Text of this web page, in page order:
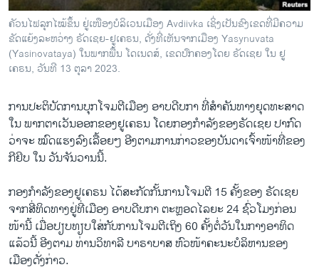
ວີດີໂອ
ສຽງ
ລາຍການກະຈາຍສຽງ
ຕິດຕາມພວກເຮົາ ທີ່
ພາສາຕ່າງໆ
ຄັວນໄຟລຸກໄໝ້ຂຶ້ນ ຢູ່ເໜືອງບໍລິເວນເມືອງ Avdiivka ເຊິ່ງເປັນຂົງເຂດທີ່ມີຄວາມ
ຂັດແຍ້ງລະຫວ່າງ ຣັດເຊຍ-ຢູເຄຣນ, ດັ່ງທີ່ເຫັນຈາກເມືອງ Yasynuvata
(Yasinovataya) ໃນພາກພື້ນ ໂດເນດສ໌, ເຂດປົກຄອງໂດຍ ຣັດເຊຍ ໃນ ຢູ
ເຄຣນ, ວັນທີ 13 ຕຸລາ 2023.
ການປະຕິບັດການບຸກໂຈມຕີເມືອງ ອາບດີບກາ ທີ່ສຳຄັນທາງຍຸດທະສາດ
ໃນ ພາກຕາເວັນອອກຂອງຢູເຄຣນ ໂດຍກອງກຳລັງຂອງຣັດເຊຍ ປາກົດ
ວ່າຈະ ໝົດແຮງລົງເລື້ອຍໆ ອີງຕາມການກ່າວຂອງບັນດາເຈົ້າໜ້າທີ່ຂອງ
ກີຢິບ ໃນ ວັນຈັນວານນີ້.
ກອງກຳລັງຂອງຢູເຄຣນ ໄດ້ສະ​ກັດ​ກັ້ນການໂຈມຕີ 15 ຄັ້ງຂອງ ຣັດເຊຍ
ຈາກສີ່ທິດທາງຢູ່ທີ່ເມືອງ ອາບດີບກາ ຕະຫຼອດໄລຍະ 24 ຊົ່ວໂມງກ່ອນ
ໜ້ານີ້ ເມື່ອປຽບທຽບໃສ່ກັບການໂຈມຕີເຖິງ 60 ຄັ້ງຕໍ່ວັນໃນກາງອາທິດ
ແລ້ວນີ້ ອີງຕາມ ທ່ານວິທາລີ ບາຣາບາສ ຫົວໜ້າຄະນະບໍລິຫານຂອງ
ເມືອງດັ່ງກ່າວ.